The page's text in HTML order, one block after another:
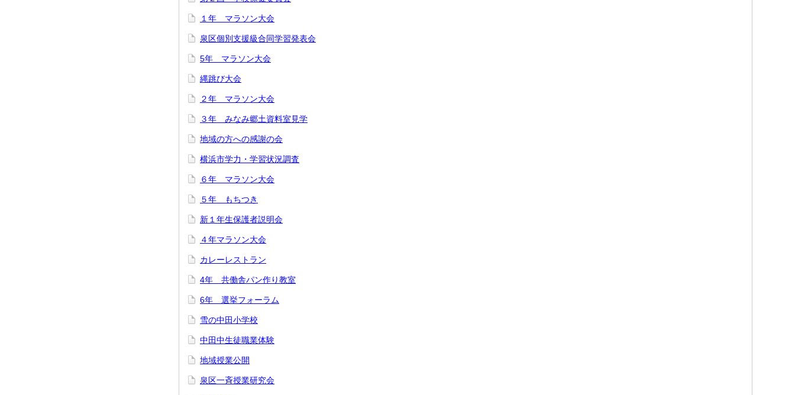
１年 マラソン大会
泉区個別支援級合同学習発表会
5年 マラソン大会
縄跳び大会
２年 マラソン大会
３年 みなみ郷土資料室見学
地域の方への感謝の会
横浜市学力・学習状況調査
６年 マラソン大会
５年 もちつき
新１年生保護者説明会
４年マラソン大会
カレーレストラン
4年 共働舎パン作り教室
6年 選挙フォーラム
雪の中田小学校
中田中生徒職業体験
地域授業公開
泉区一斉授業研究会